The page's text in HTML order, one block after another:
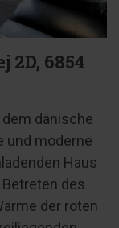
2D, 6854
dänische
und moderne
Haus
des
der roten